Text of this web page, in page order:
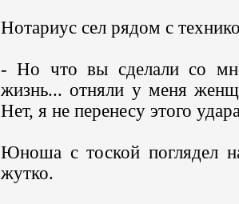
Нотариус сел рядом с
- Но что вы сделали со
жизнь... отняли у меня
Нет, я не перенесу этого
Юноша с тоской поглядел
жутко.